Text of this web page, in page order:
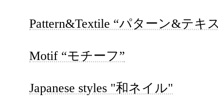
Pattern&Textile “パターン&テキ
Motif “モチーフ”
Japanese styles "和ネイル"